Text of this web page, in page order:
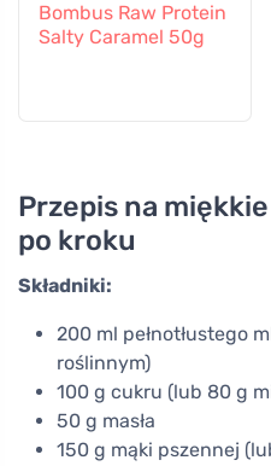
Bombus Raw Protein
Salty Caramel 50g
Przepis na
po kroku
Składniki:
200 ml pełnotłustego
roślinnym)
100 g cukru (lub 80 g
50 g masła
150 g mąki pszennej